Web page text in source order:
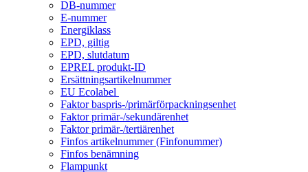
DB-nummer
E-nummer
Energiklass
EPD, giltig
EPD, slutdatum
EPREL produkt-ID
Ersättningsartikelnummer
EU Ecolabel
Faktor baspris-/primärförpackningsenhet
Faktor primär-/sekundärenhet
Faktor primär-/tertiärenhet
Finfos artikelnummer (Finfonummer)
Finfos benämning
Flampunkt